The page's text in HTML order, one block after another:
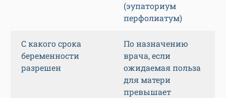
(эупаториум
перфолиатум)
С какого срока
беременности
разрешен
По назначению
врача, если
ожидаемая польза
для матери
превышает